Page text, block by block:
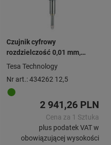
Czujnik cyfrowy
rozdzielczość 0,01 mm,
zakres pomiarowy: 12,5mm
Tesa Technology
Nr art.: 434262 12,5
2 941,26 PLN
Cena za 1 Sztuka
plus podatek VAT w
obowiązującej wysokości